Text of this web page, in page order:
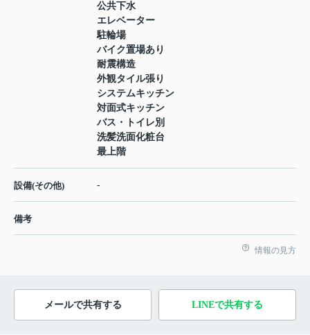
公共下水
エレベーター
駐輪場
バイク置場あり
耐震構造
外観タイル張り
システムキッチン
対面式キッチン
バス・トイレ別
洗髪洗面化粧台
最上階
設備(その他) -
備考
情報の見方
メールで共有する LINEで共有する